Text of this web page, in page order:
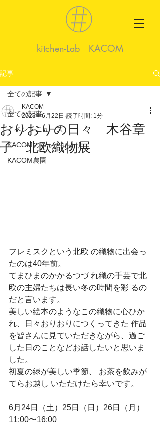
kitchen-Lab KACOM
記事
全ての記事
イベントニュース
KACOMのキッチンより
KACOM農園
全ての記事
おりおりの日々 木谷章
子 北欧織物展
KACOM
2023年6月22日 読了時間: 1分
フレミスクという北欧 の織物に出会っ
たのは40年前。
てまひまのかかるつづ れ織の手芸で北
欧の主婦たちは長い冬の時間を彩 るの
だと言います。
美しい絵本のようなこの織物に心ひか
れ、日々おりおりにつくってきた 作品
を皆さんに見ていただきながら、過ご
した日のことなどお話したいと思いま
した。
初夏の緑が美しい季節、 お茶を飲みが
てらお越し いただけたら幸いです。
6月24日（土）25日（日）26日（月）
11:00〜16:00